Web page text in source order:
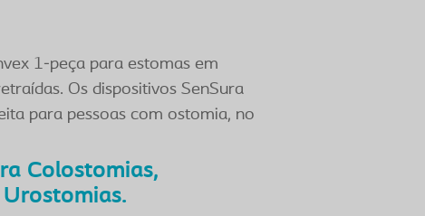
1-peça para estomas em
Os dispositivos SenSura
para pessoas com ostomia, no
Colostomias,